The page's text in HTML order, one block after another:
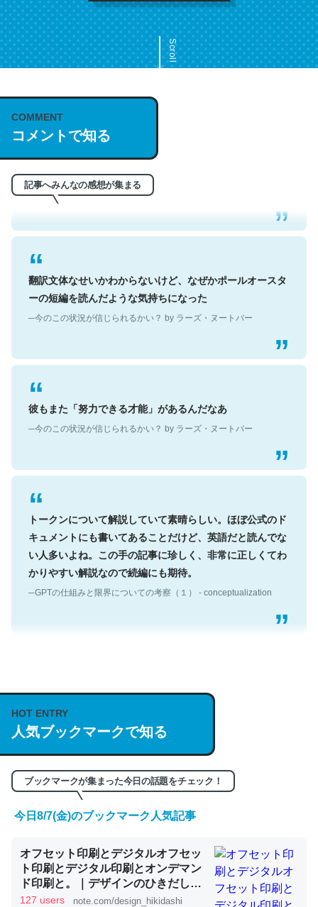
Scroll
COMMENT
コメントで知る
記事へみんなの感想が集まる
これは名文。彼はとてもクレバーなんだろうなと凄く思
う。英語少しでも読める人は原文もお勧め。自分はこの流
れ好き。Let’s Fucking Go. Then Covid hit. Shit.
─今のこの状況が信じられるかい？ by ラーズ・ヌートバー
翻訳文体なせいかわからないけど、なぜかポールオースタ
ーの短編を読んだような気持ちになった
彼もまた「努力できる才能」があるんだなあ
トークンについて解説していて素晴らしい。ほぼ公式のド
キュメントにも書いてあることだけど、英語だと読んでな
い人多いよね。この手の記事に珍しく、非常に正しくてわ
かりやすい解説なので続編にも期待。
説してる記事が少ないので貴重な良記事。/続編来た
https://isobe324649.hatenablog.com/entry/2023/03/27
/064121
─GPTの仕組みと限界についての考察（１） - conceptualization
くらい。小説でいう「ずっと前の伏線」は回収されないけ
ど、短期記憶というには多い分量。進化すればするほど分
かりやすく強くなりそう
HOT ENTRY
人気ブックマークで知る
ブックマークが集まった今日の話題をチェック！
今日8/7(金)のブックマーク人気記事
オフセット印刷とデジタルオフセッ
ト印刷とデジタル印刷とオンデマン
ド印刷と。｜デザインのひきだし
津田淳子
127 users note.com/design_hikidashi